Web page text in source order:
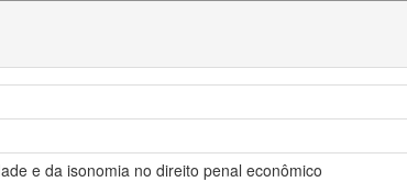
e da isonomia no direito penal econômico